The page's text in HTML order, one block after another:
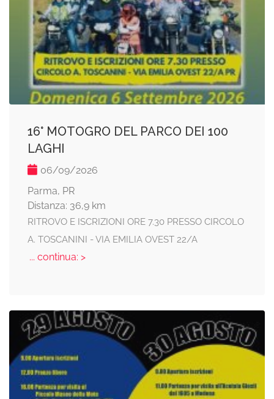
16° MOTOGRO DEL PARCO DEI 100
LAGHI
06/09/2026
Parma, PR
Distanza: 36,9 km
RITROVO E ISCRIZIONI ORE 7.30 PRESSO CIRCOLO
A. TOSCANINI - VIA EMILIA OVEST 22/A
... continua: >